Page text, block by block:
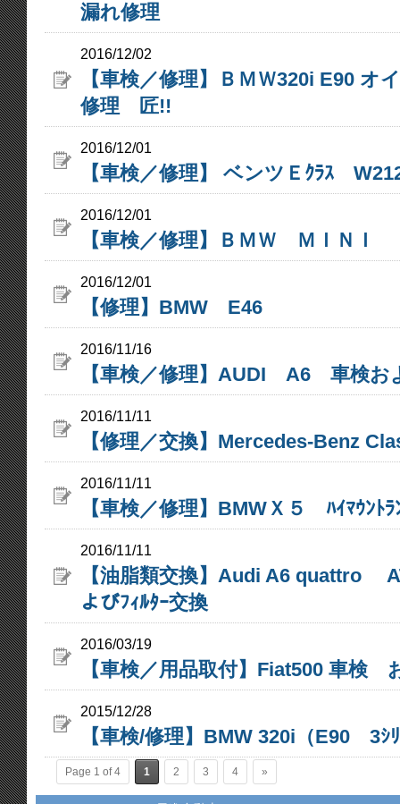
漏れ修理
2016/12/02
【車検／修理】ＢＭＷ320i E90
修理 匠!!
2016/12/01
【車検／修理】 ベンツＥｸﾗｽ
2016/12/01
【車検／修理】ＢＭＷ ＭＩＮＩ
2016/12/01
【修理】BMW E46
2016/11/16
【車検／修理】AUDI A6 車検お
2016/11/11
【修理／交換】Mercedes-Benz
2016/11/11
【車検／修理】BMWＸ５ ﾊｲﾏｳﾝﾄ
2016/11/11
【油脂類交換】Audi A6 quattro
よびﾌｨﾙﾀｰ交換
2016/03/19
【車検／用品取付】Fiat500 車検
2015/12/28
【車検/修理】BMW 320i（E90 3ｼ
Page 1 of 4 1 2 3 4 »